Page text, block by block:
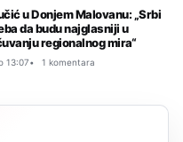
u Donjem Malovanu: „Srbi
da budu najglasniji u
regionalnog mira“
13:07 1 komentara